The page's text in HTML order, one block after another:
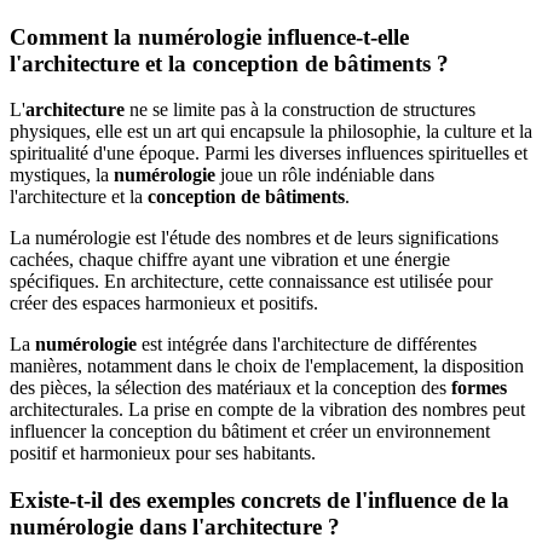
Comment la numérologie influence-t-elle
l'architecture et la conception de bâtiments ?
L'architecture ne se limite pas à la construction de structures
physiques, elle est un art qui encapsule la philosophie, la culture et la
spiritualité d'une époque. Parmi les diverses influences spirituelles et
mystiques, la numérologie joue un rôle indéniable dans
l'architecture et la conception de bâtiments.
La numérologie est l'étude des nombres et de leurs significations
cachées, chaque chiffre ayant une vibration et une énergie
spécifiques. En architecture, cette connaissance est utilisée pour
créer des espaces harmonieux et positifs.
La numérologie est intégrée dans l'architecture de différentes
manières, notamment dans le choix de l'emplacement, la disposition
des pièces, la sélection des matériaux et la conception des formes
architecturales. La prise en compte de la vibration des nombres peut
influencer la conception du bâtiment et créer un environnement
positif et harmonieux pour ses habitants.
Existe-t-il des exemples concrets de l'influence de la
numérologie dans l'architecture ?